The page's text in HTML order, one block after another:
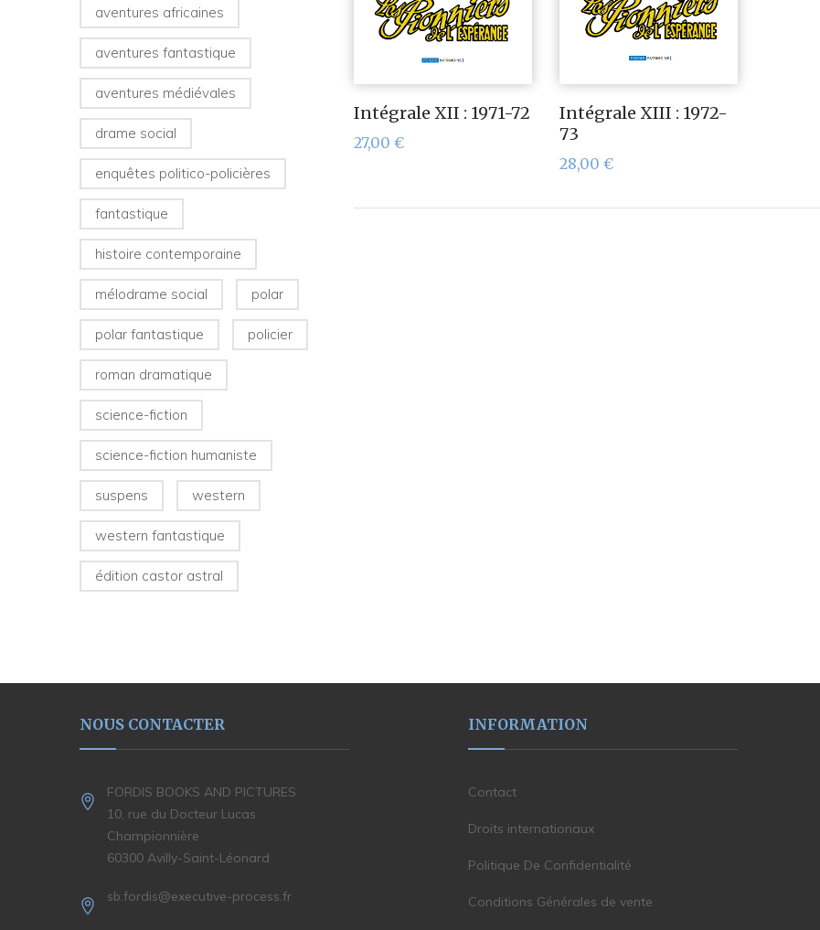
aventures africaines
aventures fantastique
aventures médiévales
drame social
enquêtes politico-policières
fantastique
histoire contemporaine
mélodrame social polar
polar fantastique policier
roman dramatique
science-fiction
science-fiction humaniste
suspens western
western fantastique
édition castor astral
Intégrale XII : 1971-72
27,00 €
Intégrale XIII : 1972-
73
28,00 €
NOUS CONTACTER
FORDIS BOOKS AND PICTURES
10, rue du Docteur Lucas
Championnière
60300 Avilly-Saint-Léonard
sb.fordis@executive-process.fr
INFORMATION
Contact
Droits internationaux
Politique De Confidentialité
Conditions Générales de vente